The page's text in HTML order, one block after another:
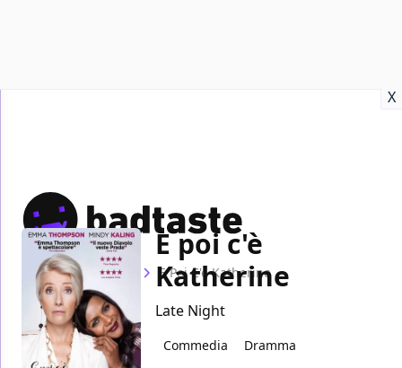
X
Home Film E Poi C'è Katherine
E poi c'è
Katherine
Late Night
Commedia
Dramma